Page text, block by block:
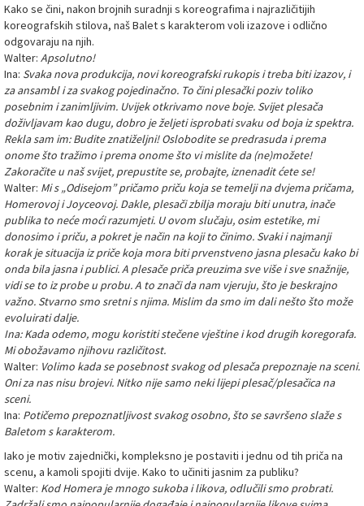
Kako se čini, nakon brojnih suradnji s koreografima i najrazličitijih
koreografskih stilova, naš Balet s karakterom voli izazove i odlično
odgovaraju na njih.
Walter: Apsolutno!
Ina: Svaka nova produkcija, novi koreografski rukopis i treba biti izazov, i
za ansambl i za svakog pojedinačno. To čini plesački poziv toliko
posebnim i zanimljivim. Uvijek otkrivamo nove boje. Svijet plesača
doživljavam kao dugu, dobro je željeti isprobati svaku od boja iz spektra.
Rekla sam im: Budite znatiželjni! Oslobodite se predrasuda i prema
onome što tražimo i prema onome što vi mislite da (ne)možete!
Zakoračite u naš svijet, prepustite se, probajte, iznenadit ćete se!
Walter: Mi s „Odisejom” pričamo priču koja se temelji na dvjema pričama,
Homerovoj i Joyceovoj. Dakle, plesači zbilja moraju biti unutra, inače
publika to neće moći razumjeti. U ovom slučaju, osim estetike, mi
donosimo i priču, a pokret je način na koji to činimo. Svaki i najmanji
korak je situacija iz priče koja mora biti prvenstveno jasna plesaču kako bi
onda bila jasna i publici. A plesače priča preuzima sve više i sve snažnije,
vidi se to iz probe u probu. A to znači da nam vjeruju, što je beskrajno
važno. Stvarno smo sretni s njima. Mislim da smo im dali nešto što može
evoluirati dalje.
Ina: Kada odemo, mogu koristiti stečene vještine i kod drugih koregorafa.
Mi obožavamo njihovu različitost.
Walter: Volimo kada se posebnost svakog od plesača prepoznaje na sceni.
Oni za nas nisu brojevi. Nitko nije samo neki lijepi plesač/plesačica na
sceni.
Ina: Potičemo prepoznatljivost svakog osobno, što se savršeno slaže s
Baletom s karakterom.
Iako je motiv zajednički, kompleksno je postaviti i jednu od tih priča na
scenu, a kamoli spojiti dvije. Kako to učiniti jasnim za publiku?
Walter: Kod Homera je mnogo sukoba i likova, odlučili smo probrati.